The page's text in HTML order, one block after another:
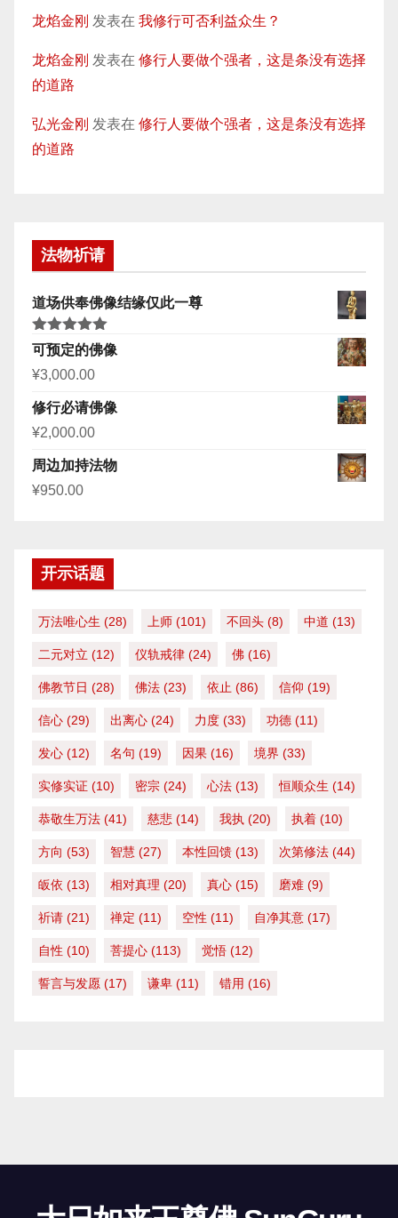
龙焰金刚 发表在 我修行可否利益众生？
龙焰金刚 发表在 修行人要做个强者，这是条没有选择
的道路
弘光金刚 发表在 修行人要做个强者，这是条没有选择
的道路
法物祈请
道场供奉佛像结缘仅此一尊
评分5.00
&sol; 5
可预定的佛像
¥3,000.00
修行必请佛像
¥2,000.00
周边加持法物
¥950.00
开示话题
万法唯心生 (28) 上师 (101) 不回头 (8) 中道 (13)
二元对立 (12) 仪轨戒律 (24) 佛 (16)
佛教节日 (28) 佛法 (23) 依止 (86) 信仰 (19)
信心 (29) 出离心 (24) 力度 (33) 功德 (11)
发心 (12) 名句 (19) 因果 (16) 境界 (33)
实修实证 (10) 密宗 (24) 心法 (13) 恒顺众生 (14)
恭敬生万法 (41) 慈悲 (14) 我执 (20) 执着 (10)
方向 (53) 智慧 (27) 本性回馈 (13) 次第修法 (44)
皈依 (13) 相对真理 (20) 真心 (15) 磨难 (9)
祈请 (21) 禅定 (11) 空性 (11) 自净其意 (17)
自性 (10) 菩提心 (113) 觉悟 (12)
誓言与发愿 (17) 谦卑 (11) 错用 (16)